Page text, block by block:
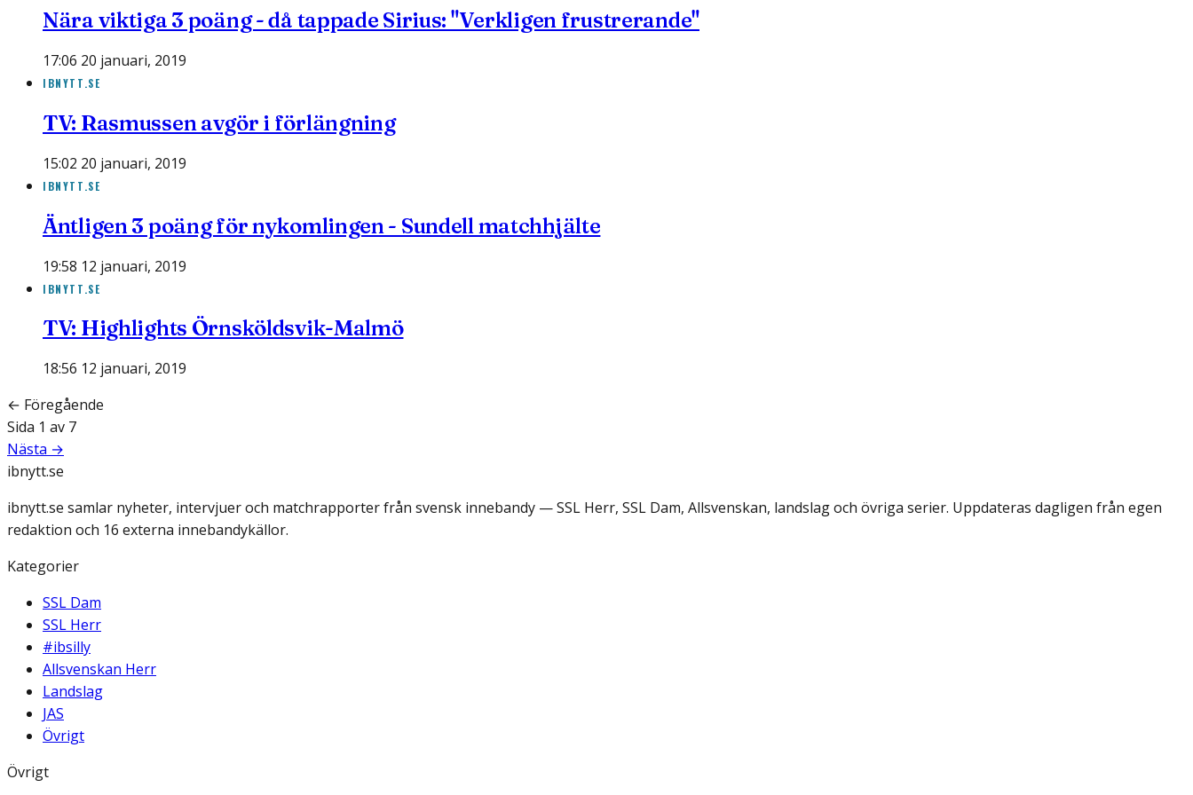
Nära viktiga 3 poäng - då tappade Sirius: "Verkligen frustrerande"
17:06 20 januari, 2019
IBNYTT.SE
TV: Rasmussen avgör i förlängning
15:02 20 januari, 2019
IBNYTT.SE
Äntligen 3 poäng för nykomlingen - Sundell matchhjälte
19:58 12 januari, 2019
IBNYTT.SE
TV: Highlights Örnsköldsvik-Malmö
18:56 12 januari, 2019
← Föregående
Sida 1 av 7
Nästa →
ibnytt.se
ibnytt.se samlar nyheter, intervjuer och matchrapporter från svensk innebandy — SSL Herr, SSL Dam, Allsvenskan, landslag och övriga serier. Uppdateras dagligen från egen
redaktion och 16 externa innebandykällor.
Kategorier
SSL Dam
SSL Herr
#ibsilly
Allsvenskan Herr
Landslag
JAS
Övrigt
Övrigt